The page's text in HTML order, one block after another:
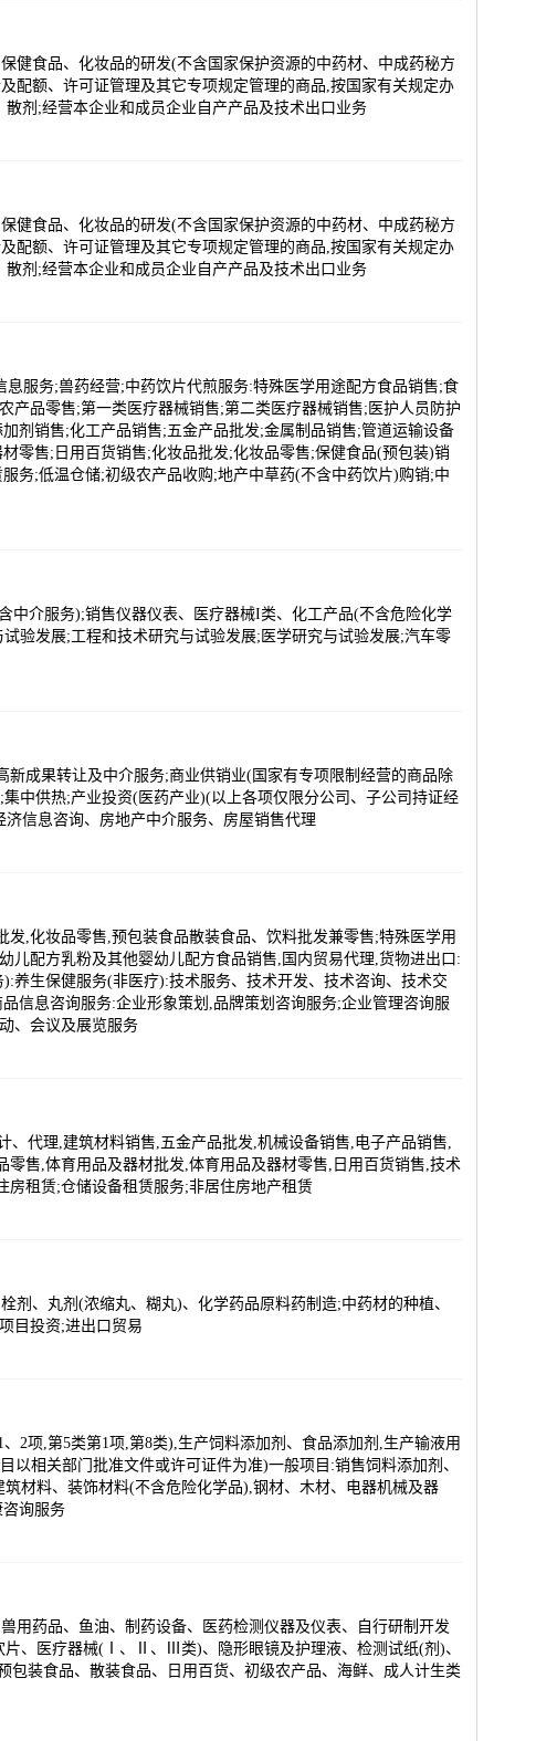
健食品、化妆品的研发(不含国家保护资源的中药材、中成药秘方
配额、许可证管理及其它专项规定管理的商品,按国家有关规定办
剂;经营本企业和成员企业自产产品及技术出口业务
健食品、化妆品的研发(不含国家保护资源的中药材、中成药秘方
配额、许可证管理及其它专项规定管理的商品,按国家有关规定办
剂;经营本企业和成员企业自产产品及技术出口业务
服务;兽药经营;中药饮片代煎服务:特殊医学用途配方食品销售;食
产品零售;第一类医疗器械销售;第二类医疗器械销售;医护人员防护
剂销售;化工产品销售;五金产品批发;金属制品销售;管道运输设备
零售;日用百货销售;化妆品批发;化妆品零售;保健食品(预包装)销
务;低温仓储;初级农产品收购;地产中草药(不含中药饮片)购销;中
中介服务);销售仪器仪表、医疗器械I类、化工产品(不含危险化学
验发展;工程和技术研究与试验发展;医学研究与试验发展;汽车零
成果转让及中介服务;商业供销业(国家有专项限制经营的商品除
中供热;产业投资(医药产业)(以上各项仅限分公司、子公司持证经
信息咨询、房地产中介服务、房屋销售代理
,化妆品零售,预包装食品散装食品、饮料批发兼零售;特殊医学用
儿配方乳粉及其他婴幼儿配方食品销售,国内贸易代理,货物进出口:
养生保健服务(非医疗):技术服务、技术开发、技术咨询、技术交
信息咨询服务:企业形象策划,品牌策划咨询服务;企业管理咨询服
、会议及展览服务
代理,建筑材料销售,五金产品批发,机械设备销售,电子产品销售,
售,体育用品及器材批发,体育用品及器材零售,日用百货销售,技术
房租赁;仓储设备租赁服务;非居住房地产租赁
、丸剂(浓缩丸、糊丸)、化学药品原料药制造;中药材的种植、
目投资;进出口贸易
2项,第5类第1项,第8类),生产饲料添加剂、食品添加剂,生产输液用
相关部门批准文件或许可证件为准)一般项目:销售饲料添加剂、
材料、装饰材料(不含危险化学品),钢材、木材、电器机械及器
询服务
用药品、鱼油、制药设备、医药检测仪器及仪表、自行研制开发
、医疗器械(Ⅰ、Ⅱ、Ⅲ类)、隐形眼镜及护理液、检测试纸(剂)、
装食品、散装食品、日用百货、初级农产品、海鲜、成人计生类